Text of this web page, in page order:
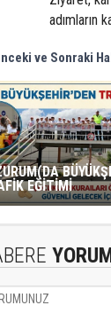
adımların
ve Sonraki
EĞİTİMİ